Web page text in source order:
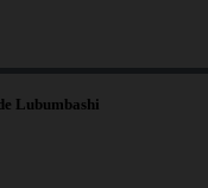
Lubumbashi